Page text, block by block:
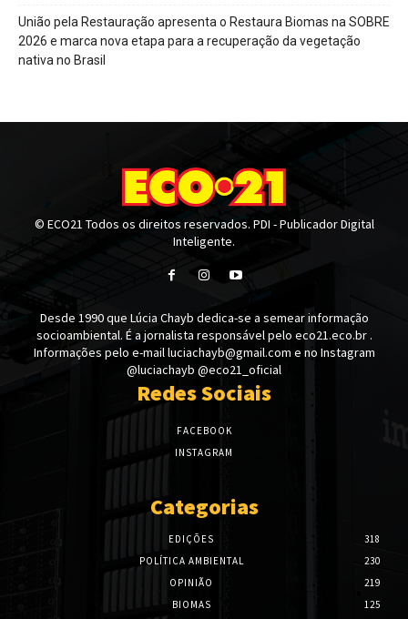
União pela Restauração apresenta o Restaura Biomas na SOBRE
2026 e marca nova etapa para a recuperação da vegetação
nativa no Brasil
© ECO21 Todos os direitos reservados. PDI - Publicador Digital
Inteligente.
Desde 1990 que Lúcia Chayb dedica-se a semear informação
socioambiental. É a jornalista responsável pelo eco21.eco.br .
Informações pelo e-mail luciachayb@gmail.com e no Instagram
@luciachayb @eco21_oficial
Redes Sociais
FACEBOOK
INSTAGRAM
Categorias
EDIÇÕES
318
POLÍTICA AMBIENTAL
230
OPINIÃO
219
BIOMAS
125